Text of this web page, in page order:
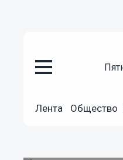
Лента Общество
10.06.201518:50